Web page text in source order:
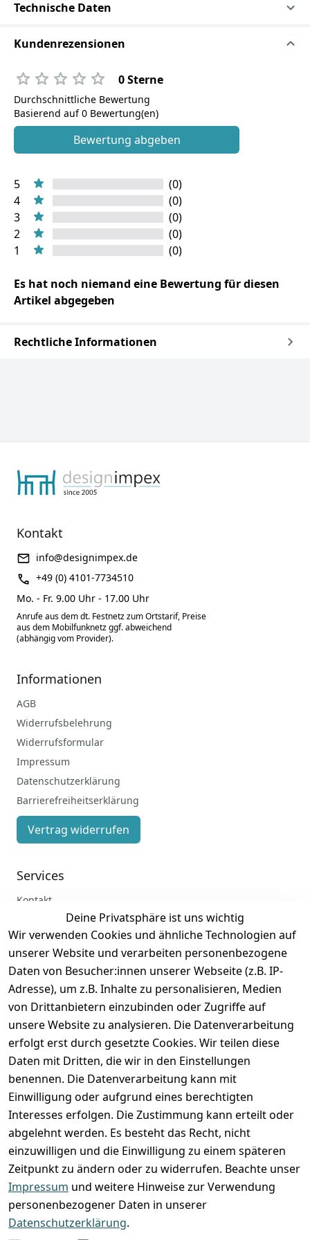
Technische Daten
Kundenrezensionen
0 Sterne
Durchschnittliche Bewertung
Basierend auf 0 Bewertung(en)
Bewertung abgeben
5
(0)
4
(0)
3
(0)
2
(0)
1
(0)
Es hat noch niemand eine Bewertung für diesen
Artikel abgegeben
Rechtliche Informationen
Deine Privatsphäre ist uns wichtig
Wir verwenden Cookies und ähnliche Technologien auf
unserer Website und verarbeiten personenbezogene
Daten von Besucher:innen unserer Webseite (z.B. IP-
Adresse), um z.B. Inhalte zu personalisieren, Medien
von Drittanbietern einzubinden oder Zugriffe auf
unsere Website zu analysieren. Die Datenverarbeitung
erfolgt erst durch gesetzte Cookies. Wir teilen diese
Daten mit Dritten, die wir in den Einstellungen
benennen. Die Datenverarbeitung kann mit
Einwilligung oder aufgrund eines berechtigten
Interesses erfolgen. Die Zustimmung kann erteilt oder
abgelehnt werden. Es besteht das Recht, nicht
einzuwilligen und die Einwilligung zu einem späteren
Zeitpunkt zu ändern oder zu widerrufen. Beachte unser
Impressum und weitere Hinweise zur Verwendung
personenbezogener Daten in unserer
Datenschutzerklärung.
Kontakt
info@designimpex.de
+49 (0) 4101-7734510
Mo. - Fr. 9.00 Uhr - 17.00 Uhr
Anrufe aus dem dt. Festnetz zum Ortstarif, Preise
aus dem Mobilfunknetz ggf. abweichend
(abhängig vom Provider).
Informationen
AGB
Widerrufsbelehrung
Widerrufsformular
Impressum
Datenschutzerklärung
Barrierefreiheitserklärung
Vertrag widerrufen
Services
Kontakt
Registrieren
Zahlung und Versand
VORKASSE RECHNUNG